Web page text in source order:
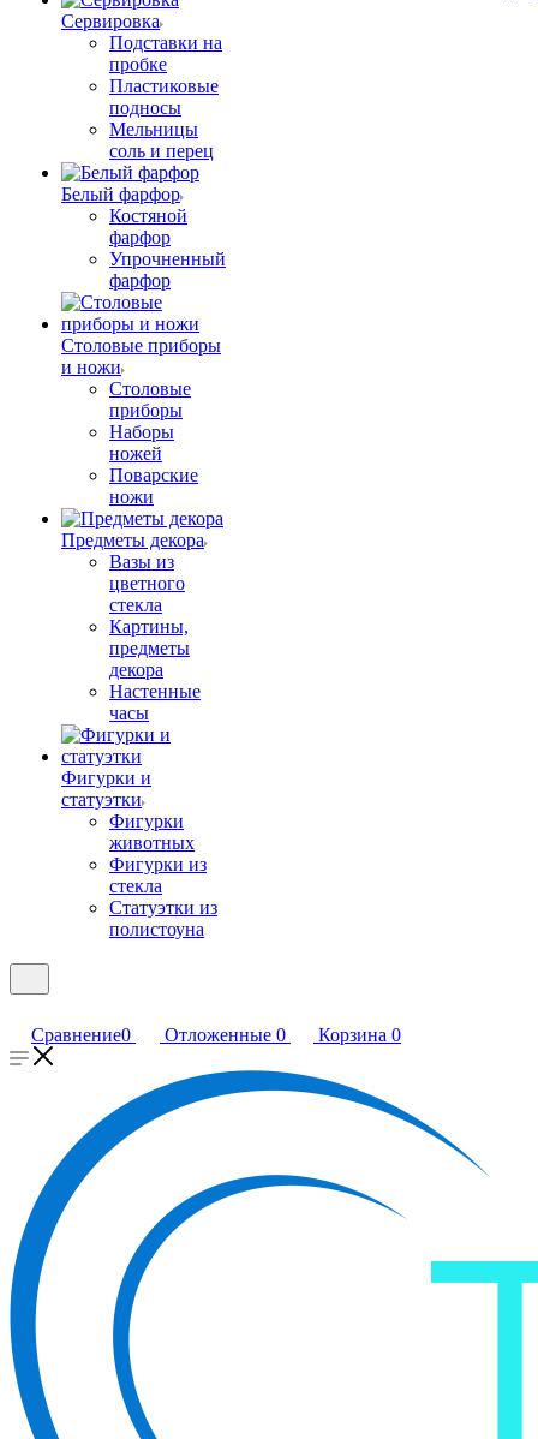
Сервировка
Подставки на
пробке
Пластиковые
подносы
Мельницы
соль и перец
Белый фарфор
Костяной
фарфор
Упрочненный
фарфор
Столовые приборы
и ножи
Столовые
приборы
Наборы
ножей
Поварские
ножи
Предметы декора
Вазы из
цветного
стекла
Картины,
предметы
декора
Настенные
часы
Фигурки и
статуэтки
Фигурки
животных
Фигурки из
стекла
Статуэтки из
полистоуна
Сравнение0 Отложенные 0 Корзина 0